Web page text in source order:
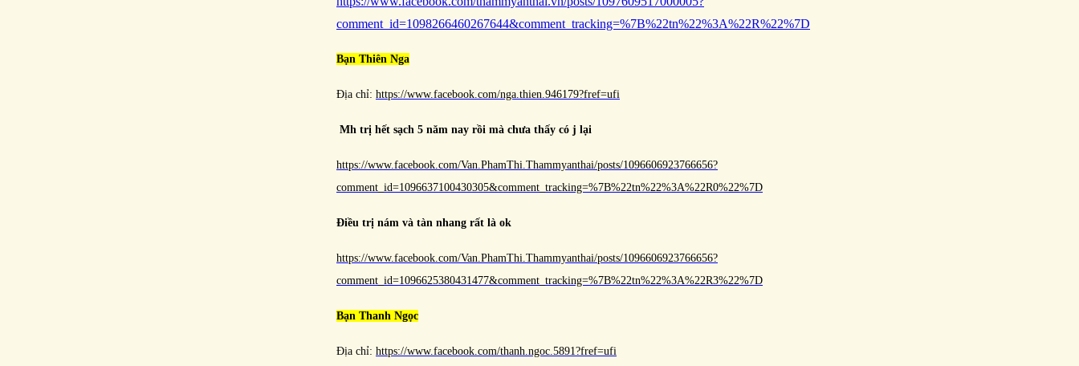
comment_id=1098266460267644&comment_tracking=%7B%22tn%22%3A%22R%22%7D
Bạn Thiên Nga
Địa chỉ: https://www.facebook.com/nga.thien.946179?fref=ufi
Mh trị hết sạch 5 năm nay rồi mà chưa thấy có j lại
https://www.facebook.com/Van.PhamThi.Thammyanthai/posts/1096606923766656?
comment_id=1096637100430305&comment_tracking=%7B%22tn%22%3A%22R0%22%7D
Điều trị nám và tàn nhang rất là ok
https://www.facebook.com/Van.PhamThi.Thammyanthai/posts/1096606923766656?
comment_id=1096625380431477&comment_tracking=%7B%22tn%22%3A%22R3%22%7D
Bạn Thanh Ngọc
Địa chỉ: https://www.facebook.com/thanh.ngoc.5891?fref=ufi